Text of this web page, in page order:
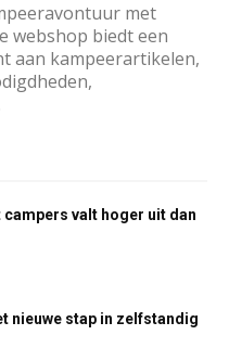
met
webshop biedt een
aan kampeerartikelen,
valt hoger uit dan
nieuwe stap in zelfstandig